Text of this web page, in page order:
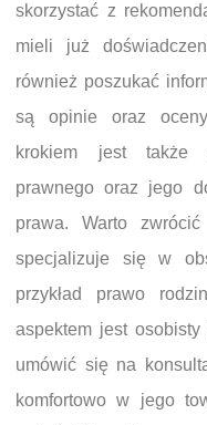
skorzystać z
mieli już
również poszukać
są opinie oraz
krokiem jest także
prawnego oraz jego
prawa. Warto
specjalizuje się w
przykład prawo
aspektem jest
umówić się na
komfortowo w jego